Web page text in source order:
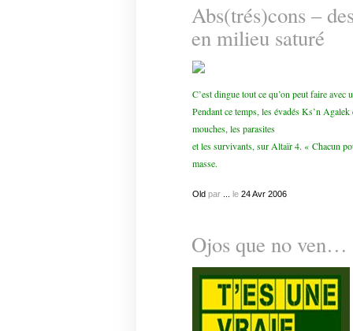
Abs(trés)cons –
en milieu saturé
C’est dingue tout ce qu’on peut faire avec
Pendant ce temps, les évadés Ks’n
mouches, les parasites
et les survivants, sur Altaïr 4. « Chacun
masse.
Old par le 24 Avr 2006
Ojos que no ven…